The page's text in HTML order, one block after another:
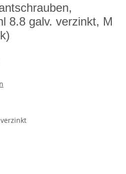
8.8 galv. verzinkt, M